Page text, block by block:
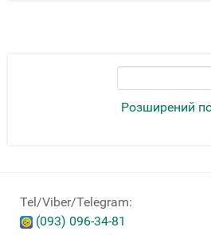
Розширений
Tel/Viber/Telegram:
(093) 096-34-81